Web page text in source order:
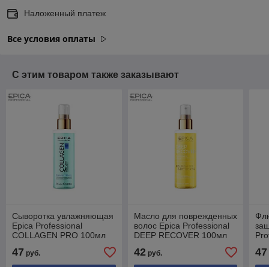
Наложенный платеж
Все условия оплаты
С этим товаром также заказывают
Сыворотка увлажняющая
Epica Professional
COLLAGEN PRO 100мл
47 руб.
Масло для поврежденных
волос Epica Professional
DEEP RECOVER 100мл
42руб. 47